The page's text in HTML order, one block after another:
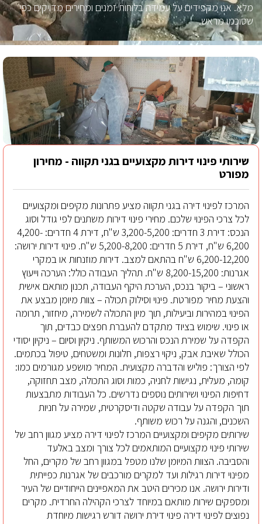
מלא. אנו מקפידים על עמידה בלוחות זמנים ומחירים מדויקים כפי
שסוכמו מראש.
שירותי פינוי דירות מקצועיים בגני תקווה - מחירון
מפורט
המרכז לפינוי דירה בגני תקווה מציע פתרונות מקיפים ומקצועיים
לכל צרכי הפינוי שלכם. מחירי פינוי דירות משתנים לפי גודל וסוג
הנכס: דירת 3 חדרים: 3,200-5,200 ש"ח, דירת 4 חדרים: 4,200-
6,200 ש"ח, דירת 5 חדרים: 5,200-8,200 ש"ח. פינוי דירות ירושה:
6,200-12,200 ש"ח בהתאם למצב. דירות מוזנחות או במקרי
אגרנות: 8,200-15,200 ש"ח. תהליך העבודה כולל: הערכה וייעוץ
ראשוני – ביקור בנכס, הערכת היקף העבודה, תכנון מותאם אישית
והצעת מחיר מפורטת. פינוי וסילוק תכולה – צוות מיומן מבצע את
הפינוי במהירות וביעילות, תוך מיון התכולה לשמירה, מיחזור, תרומה
או פינוי. שימוש בציוד מתקדם להעברת חפצים כבדים, תוך
הקפדה על שמירת הנכס והרכוש המשותף. ניקיון וסיום – ניקיון יסודי
הכולל שאיבת אבק, ניקוי רצפות, חלונות ומשטחים, טיפול בכתמים.
לפי הצורך: פוליש והדברה מקצועית. המחיר מושפע מגורמים כמו:
קומה, מעלית, נגישות לחניה, כמות וסוג התכולה, מצב תחזוקה,
דחיפות הפינוי ושירותים נוספים נדרשים. כל העבודות מתבצעות
תוך הקפדה על עבודה שקטה ודיסקרטית, שמירה על חניות
השכנים, והגנה על רכוש משותף.
שירותים מקיפים ומקצועיים המרכז לפינוי דירה מציע מגוון רחב של
שירותי פינוי מקצועיים המותאמים לכל צורך ומצב באלעד
והסביבה. הצוות המיומן שלנו מטפל במגוון רחב של מקרים, החל
מפינוי דירות רגילות ועד למקרים מורכבים של אגרנות כפייתית
ודירות ירושה. אנו מכירים היטב את המאפיינים הייחודיים של העיר
ומספקים שירות מותאם במיוחד לצרכי הקהילה החרדית. מקרים
נפוצים לפינוי דירה פינוי דירת ירושה דורש רגישות מיוחדת